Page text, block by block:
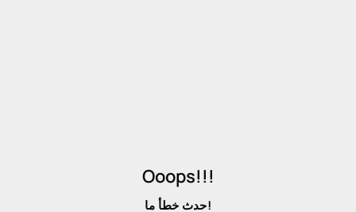
Ooops!!!
حدث خطأ ما!